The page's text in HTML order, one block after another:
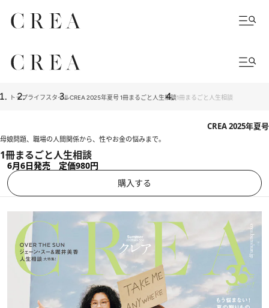
トップライフスタイルCREA 2025年夏号 1冊まるごと人生相談1冊まるごと人生相談
CREA 2025年夏号
母娘問題、職場の人間関係から、性やお金の悩みまで。
1冊まるごと人生相談
6月6日発売 定価980円
購入する